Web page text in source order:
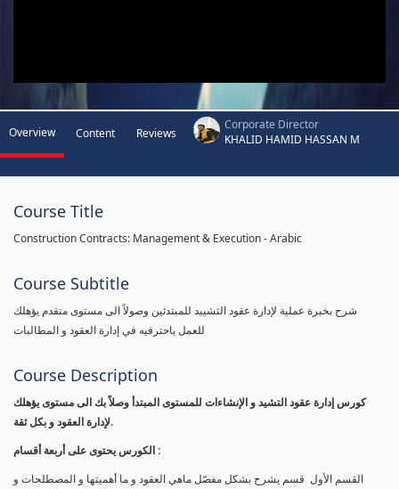
Overview Content Reviews
Corporate Director
KHALID HAMID HASSAN M
Course Title
Construction Contracts: Management & Execution - Arabic
Course Subtitle
شرح بخبرة عملية لإدارة عقود التشييد للمبتدئين وصولاً الى مستوى متقدم يؤهلك
للعمل باحترفيه في إدارة العقود و المطالبات
Course Description
كورس إدارة عقود التشيد و الإنشاءات للمستوى المبتدأ وصلاً بك الى مستوى يؤهلك
لإدارة العقود و بكل ثقة.
الكورس يحتوى على أربعة أقسام :
القسم الأول قسم يشرح بشكل مفصّل ماهي العقود و ما أهميتها و المصطلحات و